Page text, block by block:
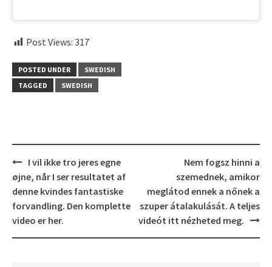
Post Views: 317
POSTED UNDER
SWEDISH
TAGGED
SWEDISH
Post
navigation
I vil ikke tro jeres egne
øjne, når I ser resultatet af
denne kvindes fantastiske
forvandling. Den komplette
video er her.
Nem fogsz hinni a
szemednek, amikor
meglátod ennek a nőnek a
szuper átalakulását. A teljes
videót itt nézheted meg.